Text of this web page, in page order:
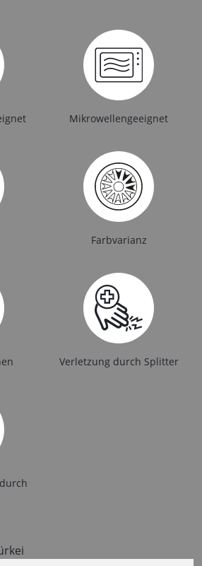
Mikrowellengeeignet
Farbvarianz
Verletzung durch Splitter